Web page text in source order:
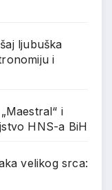
ljubuška
i
i
HNS-a BiH
velikog srca: